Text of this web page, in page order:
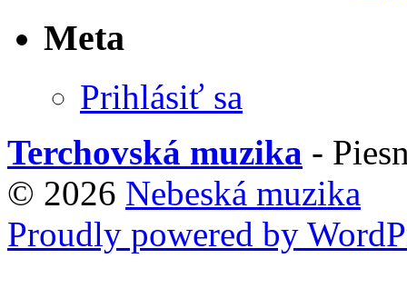
Meta
Prihlásiť sa
Terchovská muzika -
© 2026 Nebeská muzika
Proudly powered by